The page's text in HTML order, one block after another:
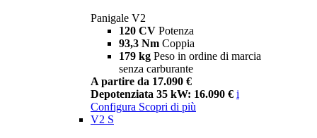
Panigale V2
120 CV Potenza
93,3 Nm Coppia
179 kg Peso in ordine di marcia
senza carburante
A partire da 17.090 €
Depotenziata 35 kW: 16.090 € i
Configura Scopri di più
V2 S